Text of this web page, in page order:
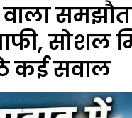
सोशल
कई सवाल